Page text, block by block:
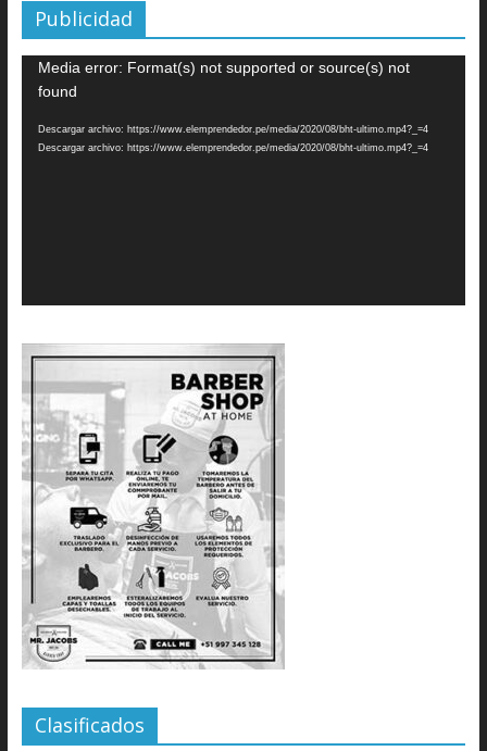
Publicidad
Reproductor
Media error: Format(s) not supported or source(s) not
found
Descargar archivo: https://www.elemprendedor.pe/media/2020/08/bht-ultimo.mp4?_=4
Descargar archivo: https://www.elemprendedor.pe/media/2020/08/bht-ultimo.mp4?_=4
Clasificados